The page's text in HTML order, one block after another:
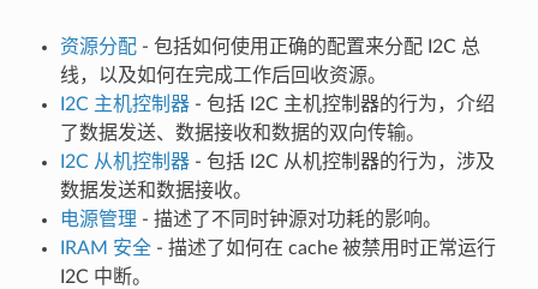
资源分配- 包括如何使用正确的配置来分配 I2C 总
线，以及如何在完成工作后回收资源。
I2C 主机控制器- 包括 I2C 主机控制器的行为，介绍
了数据发送、数据接收和数据的双向传输。
I2C 从机控制器- 包括 I2C 从机控制器的行为，涉及
数据发送和数据接收。
电源管理 - 描述了不同时钟源对功耗的影响。
IRAM 安全- 描述了如何在 cache 被禁用时正常运行
I2C 中断。